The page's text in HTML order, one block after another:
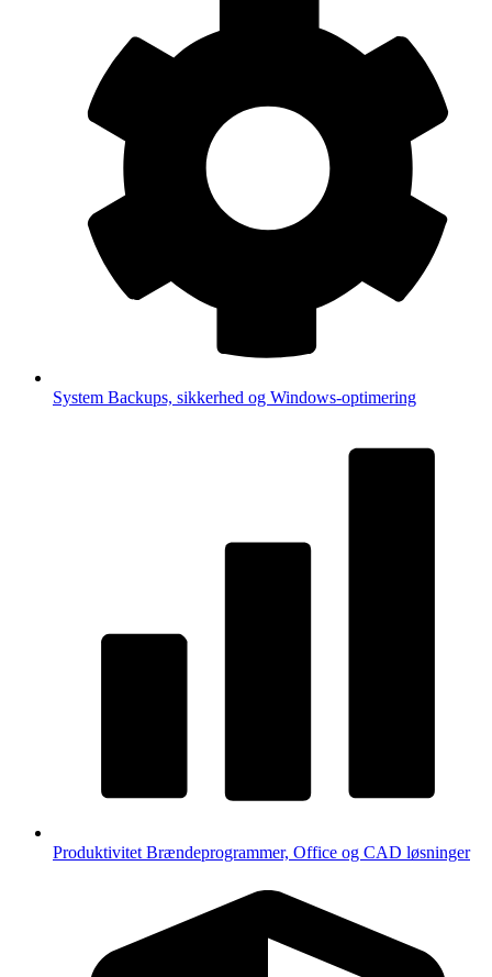
System Backups, sikkerhed og Windows-optimering
Produktivitet Brændeprogrammer, Office og CAD løsninger